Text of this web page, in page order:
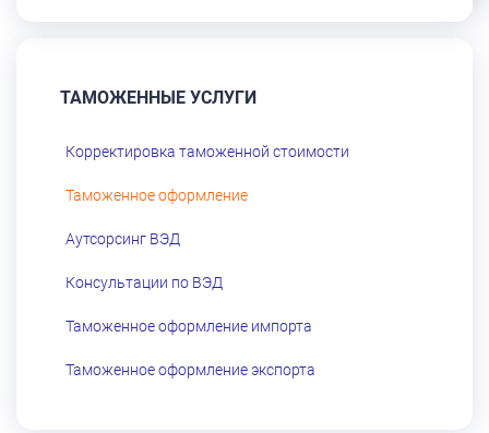
ТАМОЖЕННЫЕ УСЛУГИ
Корректировка таможенной стоимости
Таможенное оформление
Аутсорсинг ВЭД
Консультации по ВЭД
Таможенное оформление импорта
Таможенное оформление экспорта